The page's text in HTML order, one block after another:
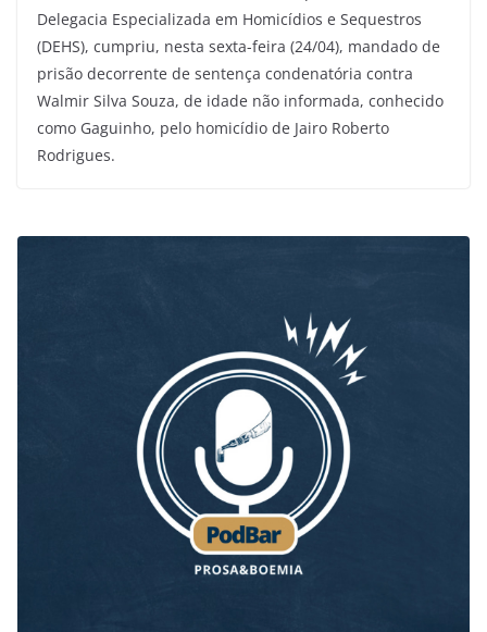
Delegacia Especializada em Homicídios e Sequestros
(DEHS), cumpriu, nesta sexta-feira (24/04), mandado de
prisão decorrente de sentença condenatória contra
Walmir Silva Souza, de idade não informada, conhecido
como Gaguinho, pelo homicídio de Jairo Roberto
Rodrigues.